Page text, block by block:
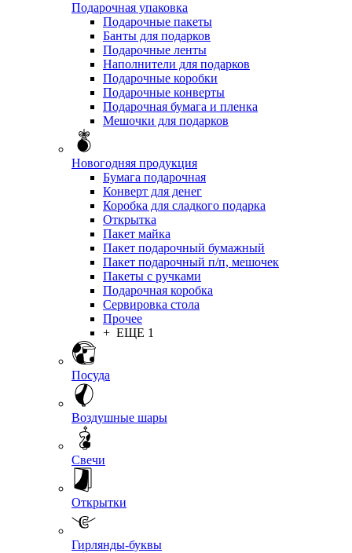
Подарочная упаковка
Подарочные пакеты
Банты для подарков
Подарочные ленты
Наполнители для подарков
Подарочные коробки
Подарочные конверты
Подарочная бумага и пленка
Мешочки для подарков
Новогодняя продукция
Бумага подарочная
Конверт для денег
Коробка для сладкого подарка
Открытка
Пакет майка
Пакет подарочный бумажный
Пакет подарочный п/п, мешочек
Пакеты с ручками
Подарочная коробка
Сервировка стола
Прочее
+ ЕЩЕ 1
Посуда
Воздушные шары
Свечи
Открытки
Гирлянды-буквы